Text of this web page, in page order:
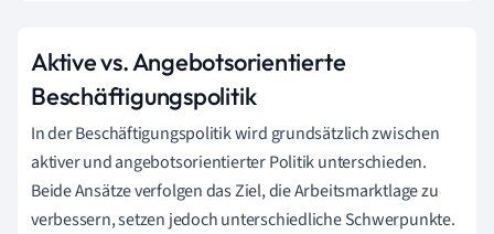
Aktive vs. Angebotsorientierte
Beschäftigungspolitik
In der Beschäftigungspolitik wird grundsätzlich zwischen
aktiver und angebotsorientierter Politik unterschieden.
Beide Ansätze verfolgen das Ziel, die Arbeitsmarktlage zu
verbessern, setzen jedoch unterschiedliche Schwerpunkte.